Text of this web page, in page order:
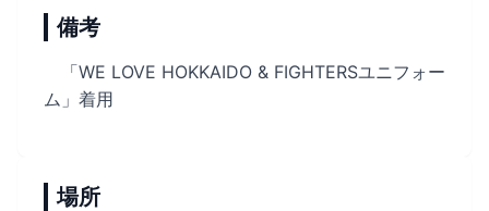
備考
「WE LOVE HOKKAIDO & FIGHTERSユニフォー
ム」着用
場所